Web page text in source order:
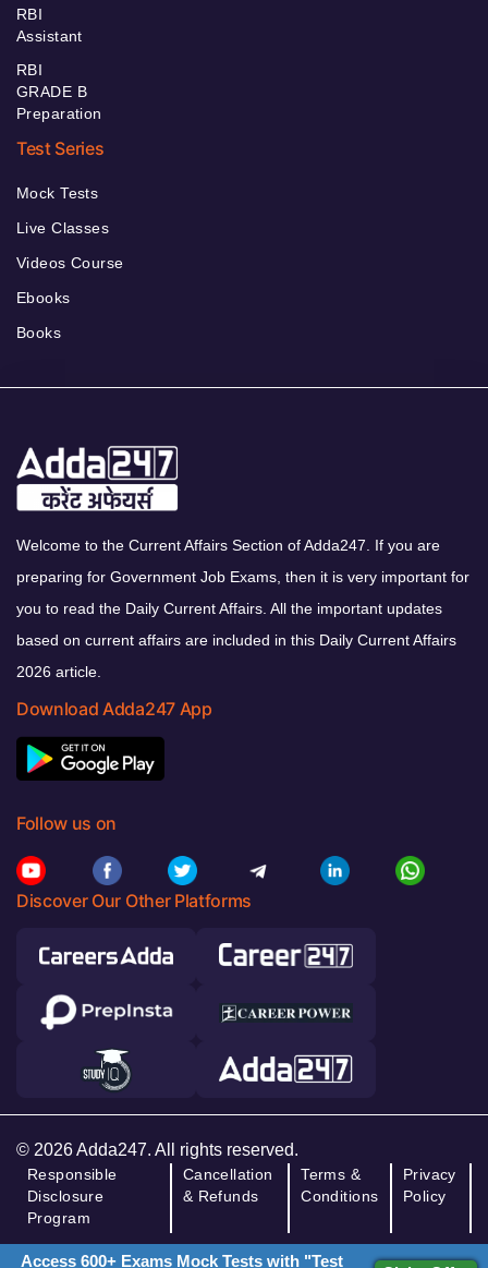
RBI
Assistant
RBI
GRADE B
Preparation
Test Series
Mock Tests
Live Classes
Videos Course
Ebooks
Books
Welcome to the Current Affairs Section of Adda247. If you are
preparing for Government Job Exams, then it is very important for
you to read the Daily Current Affairs. All the important updates
based on current affairs are included in this Daily Current Affairs
2026 article.
Download Adda247 App
Follow us on
Discover Our Other Platforms
© 2026 Adda247. All rights reserved.
Responsible
Disclosure
Program
Cancellation
& Refunds
Terms &
Conditions
Privacy
Policy
Access 600+ Exams Mock Tests with "Test